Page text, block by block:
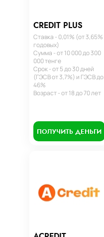
CREDIT PLUS
Ставка - 0,01% (от 3,65%
годовых)
Сумма - от 10 000 до 300
000 тенге
Срок - от 5 до 30 дней
(ГЭСВ от 3,7%) и ГЭСВ до
46%
Возраст - от 18 до 70 лет
ПОЛУЧИТЬ ДЕНЬГИ